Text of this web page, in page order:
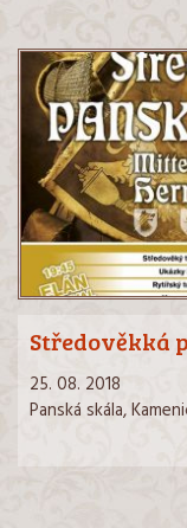
Středověkká
25. 08. 2018
Panská skála,